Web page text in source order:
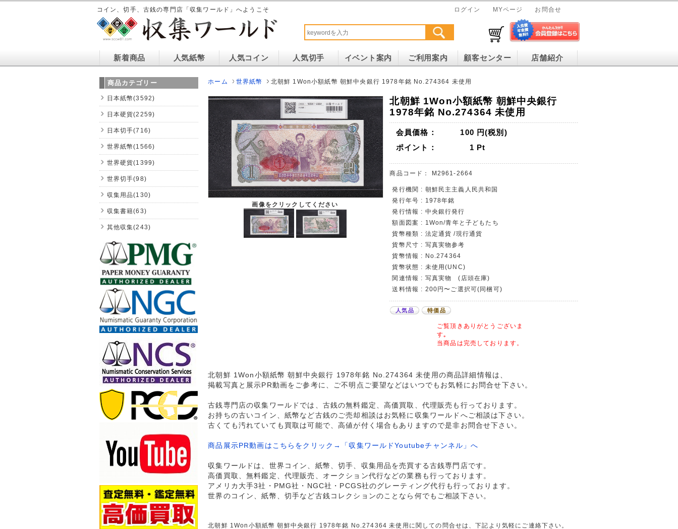
コイン、切手、古銭の専門店「収集ワールド」へようこそ ログイン MYページ お問合せ
新着商品 人気紙幣 人気コイン 人気切手 イベント案内 ご利用案内 顧客センター 店舗紹介
ホーム 世界紙幣 北朝鮮 1Won小額紙幣 朝鮮中央銀行 1978年銘 No.274364 未使用
画像をクリックしてください
北朝鮮 1Won小額紙幣 朝鮮中央銀行
1978年銘 No.274364 未使用
会員価格： 100 円(税別)
ポイント：
1 Pt
商品コード： M2961-2664
発行機関 : 朝鮮民主主義人民共和国
発行年号 : 1978年銘
発行情報 : 中央銀行発行
額面図案 : 1Won/青年と子どもたち
貨幣種類 : 法定通貨 /現行通貨
貨幣尺寸 : 写真実物参考
貨幣情報 : No.274364
貨幣状態 : 未使用(UNC)
関連情報 : 写真実物 (店頭在庫)
送料情報 : 200円〜ご選択可(同梱可)
人気品 特価品
ご覧頂きありがとうございま
す｡
当商品は完売しております。
北朝鮮 1Won小額紙幣 朝鮮中央銀行 1978年銘 No.274364 未使用の商品詳細情報は、
掲載写真と展示PR動画をご参考に、ご不明点ご要望などはいつでもお気軽にお問合せ下さい。
古銭専門店の収集ワールドでは、古銭の無料鑑定、高価買取、代理販売も行っております。
お持ちの古いコイン、紙幣など古銭のご売却相談はお気軽に収集ワールドへご相談は下さい。
古くても汚れていても買取は可能で、高値が付く場合もありますので是非お問合せ下さい。
商品展示PR動画はこちらをクリック→「収集ワールドYoutubeチャンネル」へ
収集ワールドは、世界コイン、紙幣、切手、収集用品を売買する古銭専門店です。
高価買取、無料鑑定、代理販売、オークション代行などの業務も行っております。
アメリカ大手3社・PMG社・NGC社・PCGS社のグレーティング代行も行っております。
世界のコイン、紙幣、切手など古銭コレクションのことなら何でもご相談下さい。
北朝鮮 1Won小額紙幣 朝鮮中央銀行 1978年銘 No.274364 未使用に関しての問合せは、下記より気軽にご連絡下さい。
商品カテゴリー
日本紙幣(3592)
日本硬貨(2259)
日本切手(716)
世界紙幣(1566)
世界硬貨(1399)
世界切手(98)
収集用品(130)
収集書籍(63)
其他収集(243)